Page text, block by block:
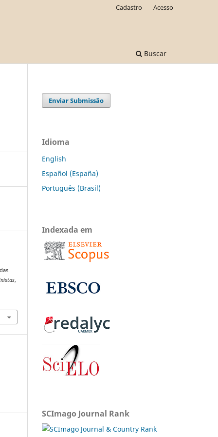
Buscar
Cadastro Acesso
,
Enviar Submissão
Idioma
English
Español (España)
Português (Brasil)
Indexada em
SCImago Journal Rank